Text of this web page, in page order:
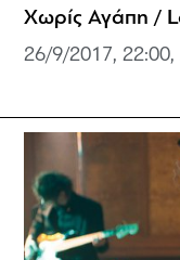
Χωρίς Αγάπη /
26/9/2017, 22:00,